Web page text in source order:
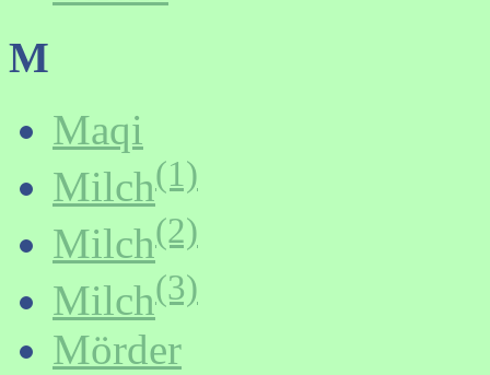
M
Maqi
Milch(1)
Milch(2)
Milch(3)
Mörder